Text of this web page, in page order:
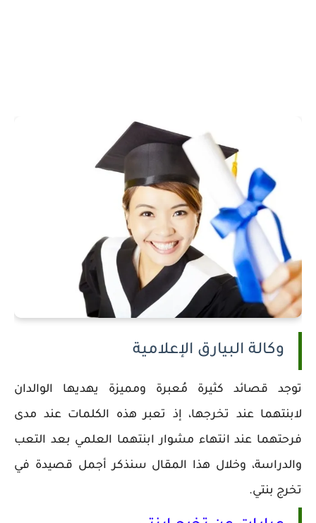
وكالة البيارق الإعلامية
توجد قصائد كثيرة مُعبرة ومميزة يهديها الوالدان
لابنتهما عند تخرجها، إذ تعبر هذه الكلمات عند مدى
فرحتهما عند انتهاء مشوار ابنتهما العلمي بعد التعب
والدراسة، وخلال هذا المقال سنذكر أجمل قصيدة في
تخرج بنتي.